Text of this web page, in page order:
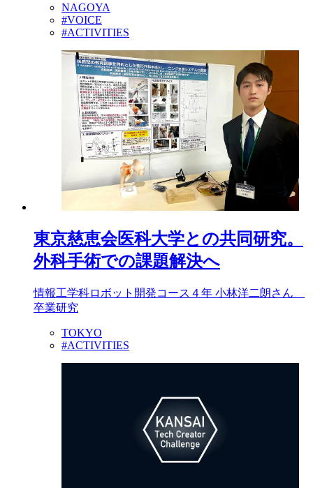
NAGOYA
#VOICE
#ACTIVITIES
東京慈恵会医科大学との共同研究。
外科手術での課題解決へ
情報工学科ロボット開発コース４年 小林洋二朗さん
卒業研究
TOKYO
#ACTIVITIES